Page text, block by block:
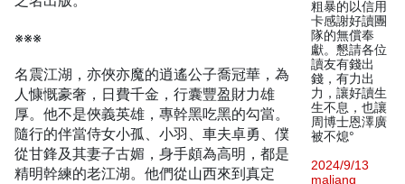
※※※
名震江湖，亦俠亦魔的逍遙公子喬冠華，為
人慷慨豪奢，日費千金，行囊豐盈財力雄
厚。他不是俠義英雄，專幹黑吃黑的勾當。
隨行的伴當侍女小孤、小羽、車夫卓勇、僕
從甘鋒及其妻子古媚，身手頗為高明，都是
精明幹練的老江湖。他們從山西來到真定
粗暴的以信用
卡感謝好讀團
隊的無償奉
獻。懇請各位
讀友有錢出
錢，有力出
力，讓好讀生
生不息，也讓
周博士恩澤廣
被不熄°
2024/9/13
maliang